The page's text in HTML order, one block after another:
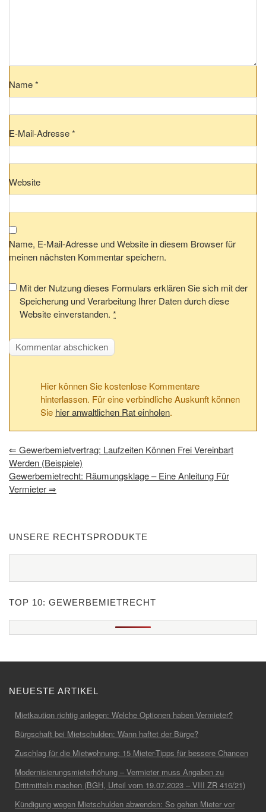
Name*
E-Mail-Adresse*
Website
Name, E-Mail-Adresse und Website in diesem Browser für
meinen nächsten Kommentar speichern.
Mit der Nutzung dieses Formulars erklären Sie sich mit der
Speicherung und Verarbeitung Ihrer Daten durch diese
Website einverstanden. *
Hier können Sie kostenlose Kommentare
hinterlassen. Für eine verbindliche Auskunft können
Sie hier anwaltlichen Rat einholen.
⇐ Gewerbemietvertrag: Laufzeiten Können Frei Vereinbart
Werden (Beispiele)
Gewerbemietrecht: Räumungsklage – Eine Anleitung Für
Vermieter⇒
UNSERE RECHTSPRODUKTE
TOP 10: GEWERBEMIETRECHT
NEUESTE ARTIKEL
Mietkaution richtig anlegen: Welche Optionen haben Vermieter?
Bürgschaft bei Mietschulden: Wann haftet der Bürge?
Zuschlag für die Mietwohnung: 15 Mieter-Tipps für bessere Chancen
Modernisierungsmieterhöhung – Vermieter muss Angaben zu
Drittmitteln machen (BGH, Urteil vom 19.07.2023 – VIII ZR 416/21)
Kündigung wegen Mietschulden abwenden: So gehen Mieter vor